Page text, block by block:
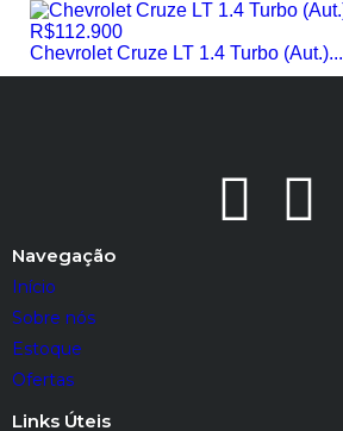
R$112.900
Chevrolet Cruze LT 1.4 Turbo (Aut.)...
Navegação
Início
Sobre nós
Estoque
Ofertas
Links Úteis